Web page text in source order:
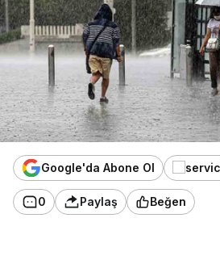
Google'da Abone Ol
0 Paylaş Beğen